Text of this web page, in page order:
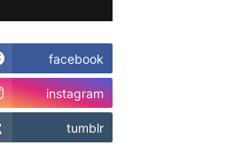
facebook
instagram
tumblr